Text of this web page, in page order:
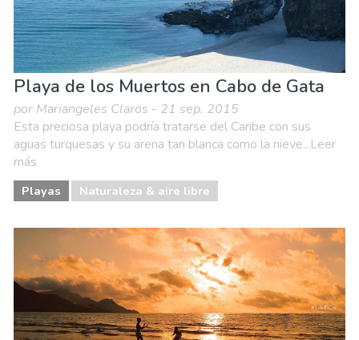
Playa de los Muertos en Cabo de Gata
por Mariangeles Claros - 21 sep. 2015
Esta preciosa playa podría tratarse del Caribe con sus
aguas turquesas y su arena tan blanca como la nieve...Leer
más
Playas Naturaleza & aire libre